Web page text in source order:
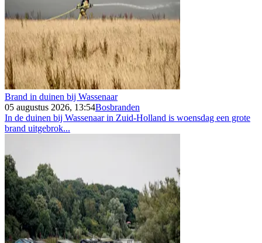
Brand in duinen bij Wassenaar
05 augustus 2026, 13:54Bosbranden
In de duinen bij Wassenaar in Zuid-Holland is woensdag een grote
brand uitgebrok...